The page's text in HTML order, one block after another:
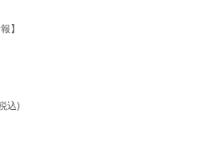
】
込)